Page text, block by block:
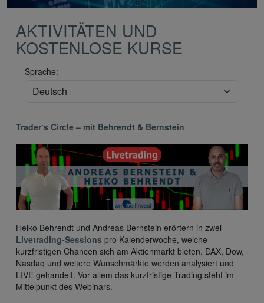
AKTIVITÄTEN UND
KOSTENLOSE KURSE
Sprache:
Trader‘s Circle – mit Behrendt & Bernstein
Heiko Behrendt und Andreas Bernstein erörtern in zwei
Livetrading-Sessions pro Kalenderwoche, welche
kurzfristigen Chancen sich am Aktienmarkt bieten. DAX, Dow,
Nasdaq und weitere Wunschmärkte werden analysiert und
LIVE gehandelt. Vor allem das kurzfristige Trading steht im
Mittelpunkt des Webinars.